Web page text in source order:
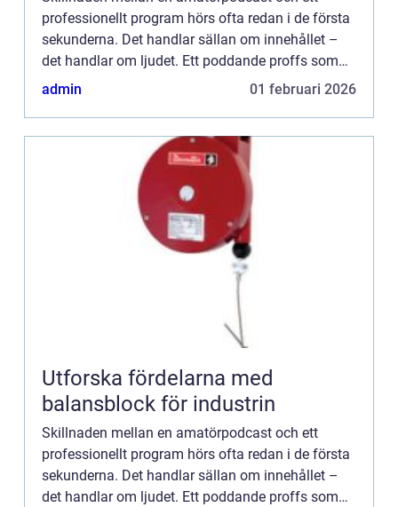
professionellt program hörs ofta redan i de första
sekunderna. Det handlar sällan om innehållet –
det handlar om ljudet. Ett poddande proffs som
jobbar hemifrån kan inte...
admin 01 februari 2026
Utforska fördelarna med
balansblock för industrin
Skillnaden mellan en amatörpodcast och ett
professionellt program hörs ofta redan i de första
sekunderna. Det handlar sällan om innehållet –
det handlar om ljudet. Ett poddande proffs som